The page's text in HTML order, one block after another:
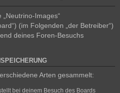
Images“
(im Folgenden „der Betreiber“)
deines Foren-Besuchs
Arten gesammelt:
bei deinem Besuch des Boards